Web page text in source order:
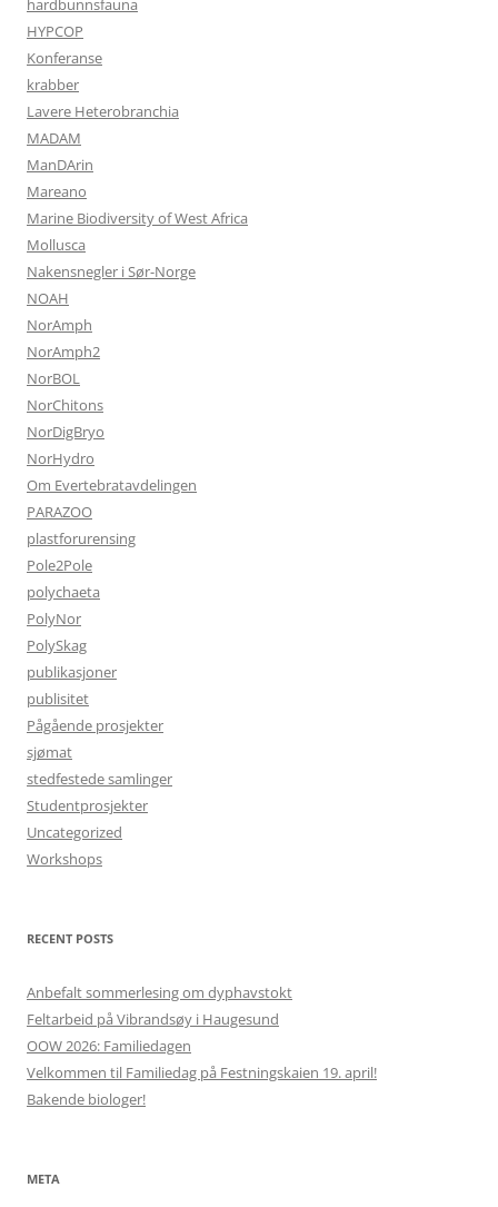
hardbunnsfauna
HYPCOP
Konferanse
krabber
Lavere Heterobranchia
MADAM
ManDArin
Mareano
Marine Biodiversity of West Africa
Mollusca
Nakensnegler i Sør-Norge
NOAH
NorAmph
NorAmph2
NorBOL
NorChitons
NorDigBryo
NorHydro
Om Evertebratavdelingen
PARAZOO
plastforurensing
Pole2Pole
polychaeta
PolyNor
PolySkag
publikasjoner
publisitet
Pågående prosjekter
sjømat
stedfestede samlinger
Studentprosjekter
Uncategorized
Workshops
RECENT POSTS
Anbefalt sommerlesing om dyphavstokt
Feltarbeid på Vibrandsøy i Haugesund
OOW 2026: Familiedagen
Velkommen til Familiedag på Festningskaien 19. april!
Bakende biologer!
META